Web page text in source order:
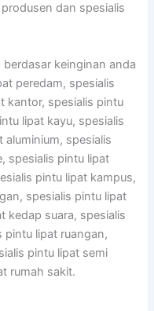
dan spesialis
keinginan anda
peredam, spesialis
kantor, spesialis pintu
lipat kayu, spesialis
aluminium, spesialis
spesialis pintu lipat
pintu lipat kampus,
spesialis pintu lipat
kedap suara, spesialis
pintu lipat ruangan,
pintu lipat semi
rumah sakit.